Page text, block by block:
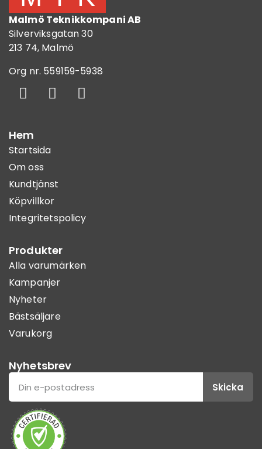
Malmö Teknikkompani AB
Silverviksgatan 30
213 74, Malmö
Org nr. 559159-5938
Hem
Startsida
Om oss
Kundtjänst
Köpvillkor
Integritetspolicy
Produkter
Alla varumärken
Kampanjer
Nyheter
Bästsäljare
Varukorg
Nyhetsbrev
Skicka